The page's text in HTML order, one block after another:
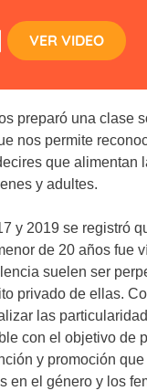
VER VIDEO
preparó una clase
nos permite
que alimentan
y adultes.
y 2019 se registró
de 20 años fue
suelen ser
privado de ellas.
las
con el objetivo de
y promoción
en el género y los